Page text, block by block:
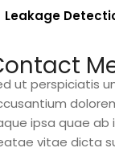
Leakage
ut perspiciatis
ipsa quae
vitae dicta